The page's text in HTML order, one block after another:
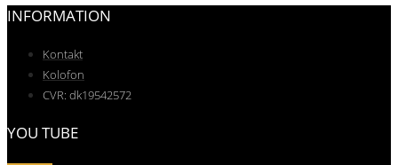
INFORMATION
Kontakt
Kolofon
CVR: dk19542572
YOU TUBE